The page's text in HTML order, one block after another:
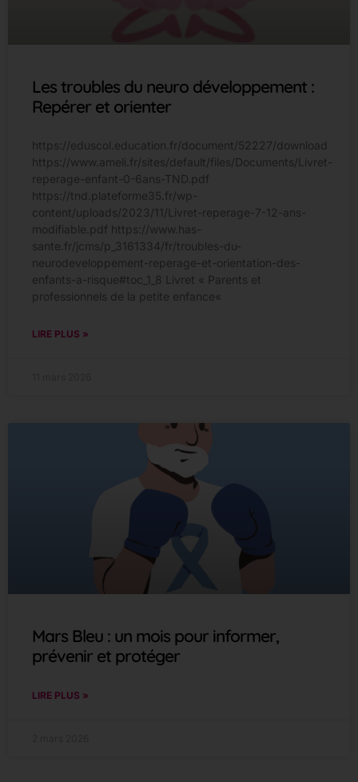
Les troubles du neuro développement :
Repérer et orienter
https://eduscol.education.fr/document/52227/download
https://www.ameli.fr/sites/default/files/Documents/Livret-
reperage-enfant-0-6ans-TND.pdf
https://tnd.plateforme35.fr/wp-
content/uploads/2023/11/Livret-reperage-7-12-ans-
modifiable.pdf https://www.has-
sante.fr/jcms/p_3161334/fr/troubles-du-
neurodeveloppement-reperage-et-orientation-des-
enfants-a-risque#toc_1_8 Livret « Parents et
professionnels de la petite enfance«
LIRE PLUS »
Mars Bleu : un mois pour informer,
prévenir et protéger
LIRE PLUS »